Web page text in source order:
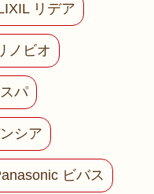
リデア
ノビオ
パ
シア
ビバス